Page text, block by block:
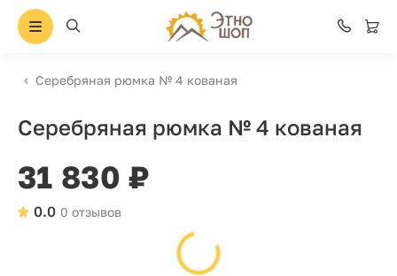
Серебряная рюмка № 4 кованая
Серебряная рюмка № 4 кованая
31 830 ₽
0 отзывов
0.0